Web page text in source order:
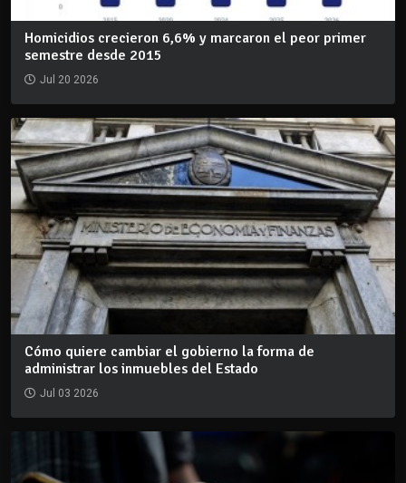
Homicidios crecieron 6,6% y marcaron el peor primer
semestre desde 2015
Jul 20 2026
Cómo quiere cambiar el gobierno la forma de
administrar los inmuebles del Estado
Jul 03 2026